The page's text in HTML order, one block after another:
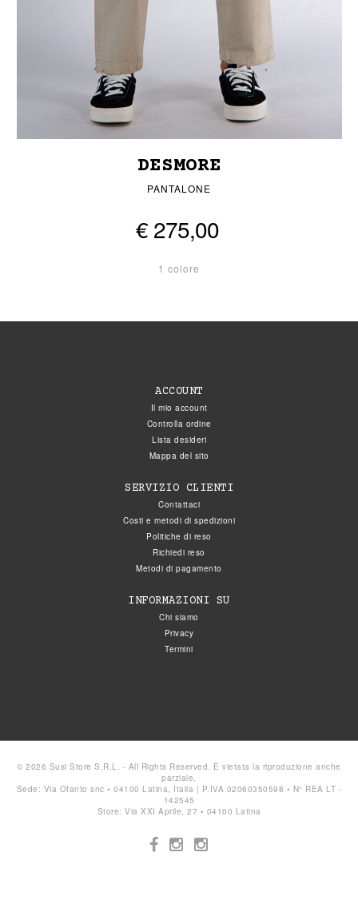
DESMORE
PANTALONE
€ 275,00
1 colore
ACCOUNT
Il mio account
Controlla ordine
Lista desideri
Mappa del sito
SERVIZIO CLIENTI
Contattaci
Costi e metodi di spedizioni
Politiche di reso
Richiedi reso
Metodi di pagamento
INFORMAZIONI SU
Chi siamo
Privacy
Termini
© 2026 Susi Store S.R.L. - All Rights Reserved. È vietata la riproduzione anche
parziale.
Sede: Via Ofanto snc • 04100 Latina, Italia | P.IVA 02060350598 • N° REA LT -
142545
Store: Via XXI Aprile, 27 • 04100 Latina